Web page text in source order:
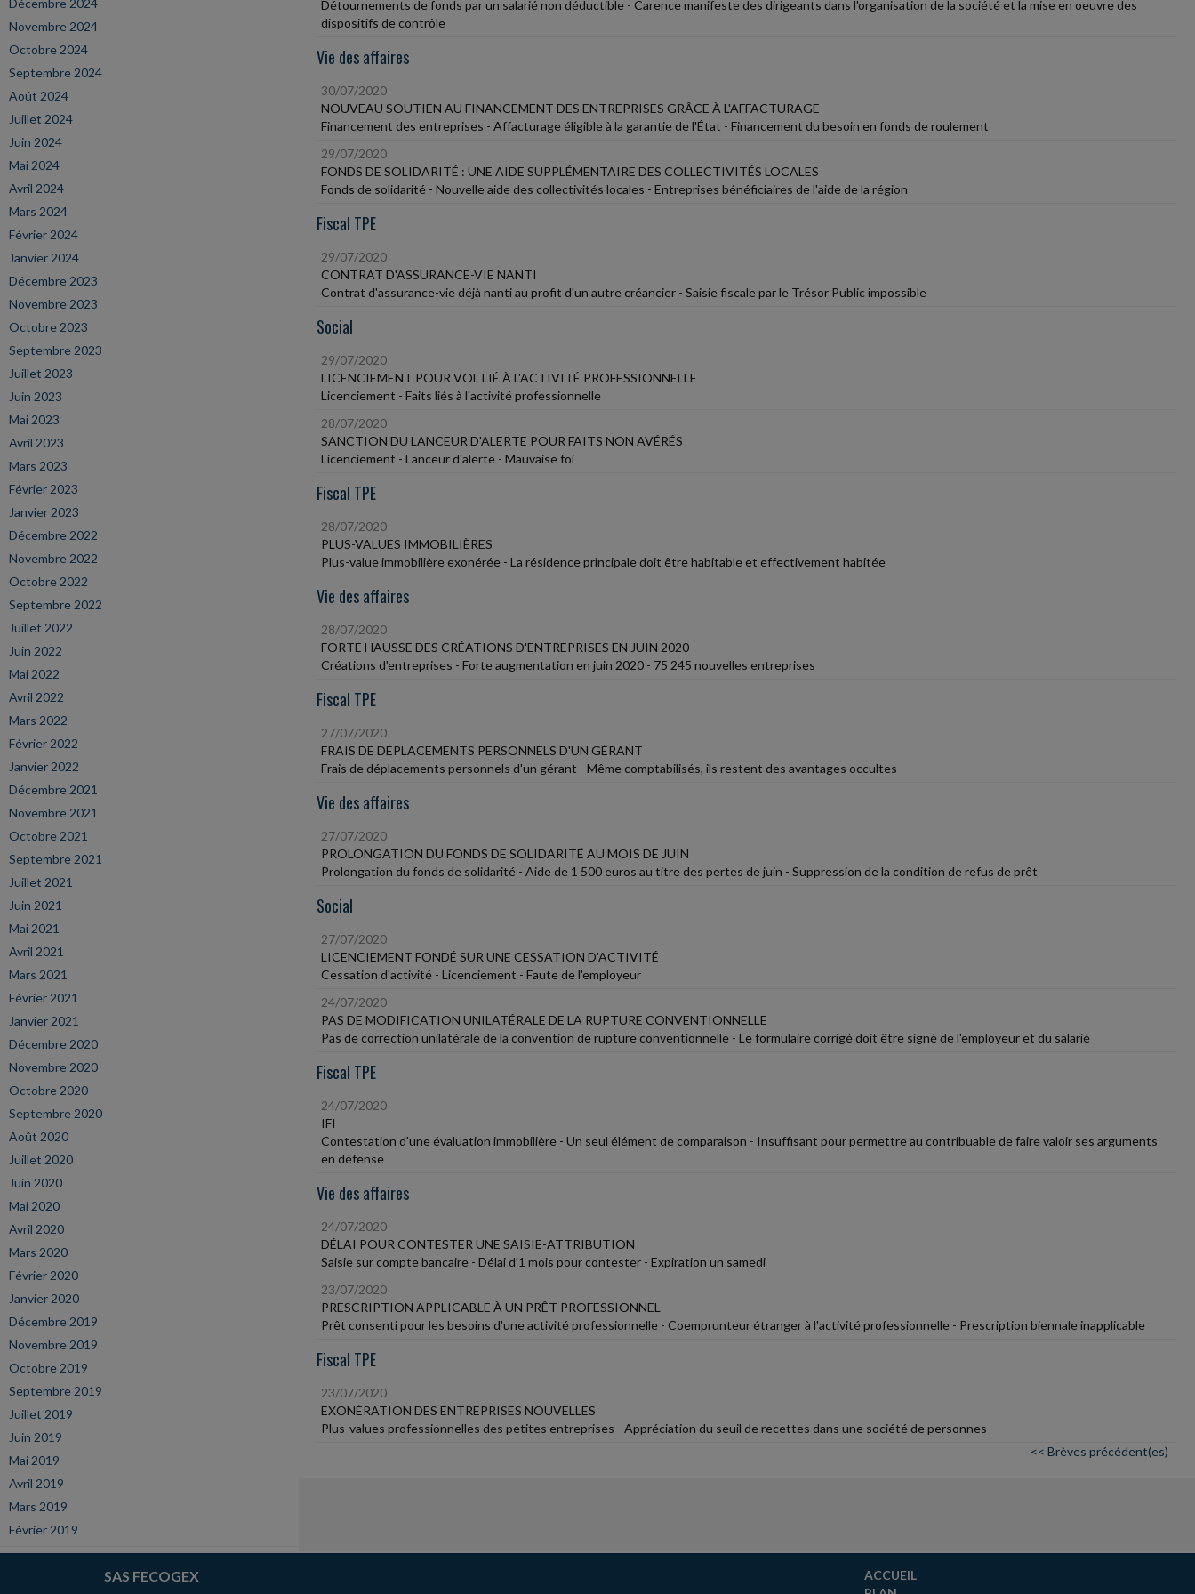
Décembre 2024
Novembre 2024
Octobre 2024
Septembre 2024
Août 2024
Juillet 2024
Juin 2024
Mai 2024
Avril 2024
Mars 2024
Février 2024
Janvier 2024
Décembre 2023
Novembre 2023
Octobre 2023
Septembre 2023
Juillet 2023
Juin 2023
Mai 2023
Avril 2023
Mars 2023
Février 2023
Janvier 2023
Décembre 2022
Novembre 2022
Octobre 2022
Septembre 2022
Juillet 2022
Juin 2022
Mai 2022
Avril 2022
Mars 2022
Février 2022
Janvier 2022
Décembre 2021
Novembre 2021
Octobre 2021
Septembre 2021
Juillet 2021
Juin 2021
Mai 2021
Avril 2021
Mars 2021
Février 2021
Janvier 2021
Décembre 2020
Novembre 2020
Octobre 2020
Septembre 2020
Août 2020
Juillet 2020
Juin 2020
Mai 2020
Avril 2020
Mars 2020
Février 2020
Janvier 2020
Décembre 2019
Novembre 2019
Octobre 2019
Septembre 2019
Juillet 2019
Juin 2019
Mai 2019
Avril 2019
Mars 2019
Février 2019
Détournements de fonds par un salarié non déductible - Carence manifeste des dirigeants dans l'organisation de la société et la mise en oeuvre des
dispositifs de contrôle
Vie des affaires
30/07/2020
NOUVEAU SOUTIEN AU FINANCEMENT DES ENTREPRISES GRÂCE À L'AFFACTURAGE
Financement des entreprises - Affacturage éligible à la garantie de l'État - Financement du besoin en fonds de roulement
29/07/2020
FONDS DE SOLIDARITÉ : UNE AIDE SUPPLÉMENTAIRE DES COLLECTIVITÉS LOCALES
Fonds de solidarité - Nouvelle aide des collectivités locales - Entreprises bénéficiaires de l'aide de la région
Fiscal TPE
29/07/2020
CONTRAT D'ASSURANCE-VIE NANTI
Contrat d'assurance-vie déjà nanti au profit d'un autre créancier - Saisie fiscale par le Trésor Public impossible
Social
29/07/2020
LICENCIEMENT POUR VOL LIÉ À L'ACTIVITÉ PROFESSIONNELLE
Licenciement - Faits liés à l'activité professionnelle
28/07/2020
SANCTION DU LANCEUR D'ALERTE POUR FAITS NON AVÉRÉS
Licenciement - Lanceur d'alerte - Mauvaise foi
Fiscal TPE
28/07/2020
PLUS-VALUES IMMOBILIÈRES
Plus-value immobilière exonérée - La résidence principale doit être habitable et effectivement habitée
Vie des affaires
28/07/2020
FORTE HAUSSE DES CRÉATIONS D'ENTREPRISES EN JUIN 2020
Créations d'entreprises - Forte augmentation en juin 2020 - 75 245 nouvelles entreprises
Fiscal TPE
27/07/2020
FRAIS DE DÉPLACEMENTS PERSONNELS D'UN GÉRANT
Frais de déplacements personnels d'un gérant - Même comptabilisés, ils restent des avantages occultes
Vie des affaires
27/07/2020
PROLONGATION DU FONDS DE SOLIDARITÉ AU MOIS DE JUIN
Prolongation du fonds de solidarité - Aide de 1 500 euros au titre des pertes de juin - Suppression de la condition de refus de prêt
Social
27/07/2020
LICENCIEMENT FONDÉ SUR UNE CESSATION D'ACTIVITÉ
Cessation d'activité - Licenciement - Faute de l'employeur
24/07/2020
PAS DE MODIFICATION UNILATÉRALE DE LA RUPTURE CONVENTIONNELLE
Pas de correction unilatérale de la convention de rupture conventionnelle - Le formulaire corrigé doit être signé de l'employeur et du salarié
Fiscal TPE
24/07/2020
IFI
Contestation d'une évaluation immobilière - Un seul élément de comparaison - Insuffisant pour permettre au contribuable de faire valoir ses arguments
en défense
Vie des affaires
24/07/2020
DÉLAI POUR CONTESTER UNE SAISIE-ATTRIBUTION
Saisie sur compte bancaire - Délai d'1 mois pour contester - Expiration un samedi
23/07/2020
PRESCRIPTION APPLICABLE À UN PRÊT PROFESSIONNEL
Prêt consenti pour les besoins d'une activité professionnelle - Coemprunteur étranger à l'activité professionnelle - Prescription biennale inapplicable
Fiscal TPE
23/07/2020
EXONÉRATION DES ENTREPRISES NOUVELLES
Plus-values professionnelles des petites entreprises - Appréciation du seuil de recettes dans une société de personnes
<< Brèves précédent(es)
SAS FECOGEX
ACCUEIL